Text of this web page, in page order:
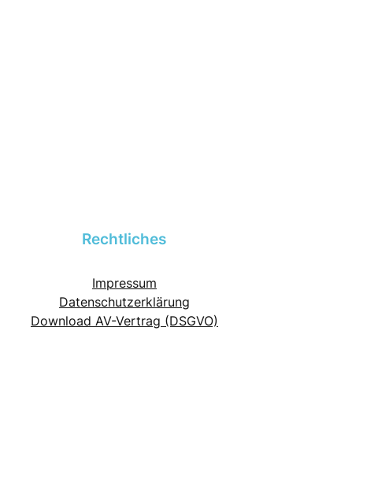
Rechtliches
Impressum
Datenschutzerklärung
Download AV-Vertrag (DSGVO)